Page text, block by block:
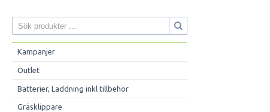
Kampanjer
Outlet
Batterier, Laddning inkl tillbehör
Gräsklippare